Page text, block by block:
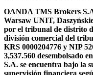
OANDA TMS Brokers
Warsaw UNIT,
por el tribunal de distrito
división comercial del
KRS 0000204776 y NIP
3,537.560 desembolsado
S.A. se encuentra bajo la